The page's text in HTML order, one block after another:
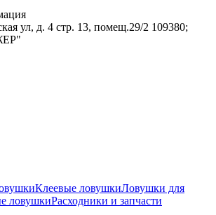
ул, д. 4 стр. 13, помещ.29/2 109380;
Клеевые ловушкиЛовушки для
ловушкиРасходники и запчасти